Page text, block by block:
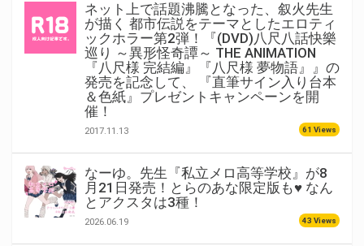
ネット上で話題沸騰となった、叙火先生
が描く 都市伝説をテーマとしたエロティ
ックホラー第2弾！『(DVD)八尺八話快樂
巡り ～異形怪奇譚～ THE ANIMATION
『八尺様 完結編』『八尺様 夢物語』』の
発売を記念して、 『直筆サイン入り台本
＆色紙』プレゼントキャンペーンを開
催！
2017.11.13 61 Views
なーゆ。先生『私立メロ高等学校』が8
月21日発売！とらのあな限定版も♥ なん
とアクスタは3種！
2026.06.19 43 Views